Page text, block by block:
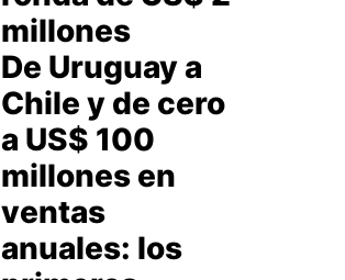
millones
De Uruguay a
Chile y de cero
a US$ 100
millones en
ventas
anuales: los